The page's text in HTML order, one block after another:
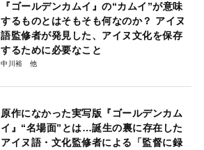
『ゴールデンカムイ』の“カムイ”が意味
するものとはそもそも何なのか？ アイヌ
語監修者が発見した、アイヌ文化を保存
するために必要なこと
中川裕
原作になかった実写版『ゴールデンカム
イ』“名場面”とは…誕生の裏に存在した
アイヌ語・文化監修者による「監督に録